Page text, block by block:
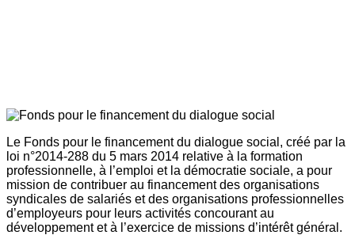
Le Fonds pour le financement du dialogue social, créé par la
loi n°2014-288 du 5 mars 2014 relative à la formation
professionnelle, à l’emploi et la démocratie sociale, a pour
mission de contribuer au financement des organisations
syndicales de salariés et des organisations professionnelles
d’employeurs pour leurs activités concourant au
développement et à l’exercice de missions d’intérêt général.